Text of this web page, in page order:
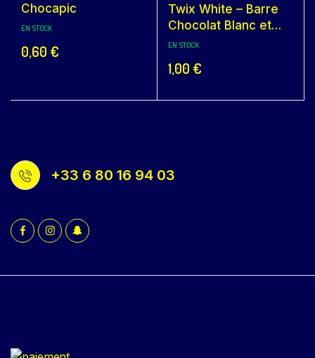
Chocapic
EN STOCK
0,60 €
Twix White – Barre
Chocolat Blanc et
Caramel
EN STOCK
1,00 €
+33 6 80 16 94 03